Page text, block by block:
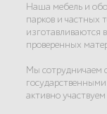
Наша мебель и
парков и частных
изготавливаются
проверенных
Мы сотрудничаем
активно